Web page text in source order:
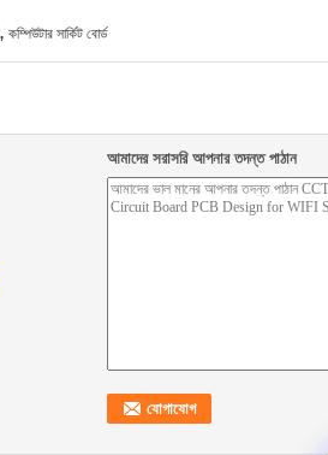
, কম্পিউটার সার্কিট বোর্ড
আমাদের সরাসরি আপনার তদন্ত পাঠান